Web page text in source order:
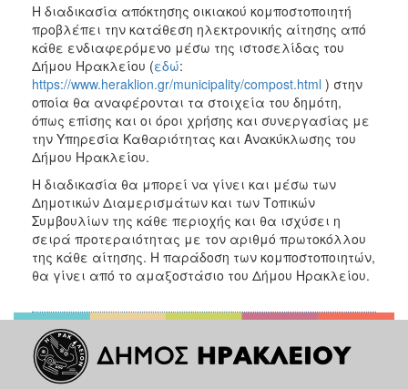
Η διαδικασία απόκτησης οικιακού κομποστοποιητή
προβλέπει την κατάθεση ηλεκτρονικής αίτησης από
κάθε ενδιαφερόμενο μέσω της ιστοσελίδας του
Δήμου Ηρακλείου (εδώ:
https://www.heraklion.gr/municipality/compost.html ) στην
οποία θα αναφέρονται τα στοιχεία του δημότη,
όπως επίσης και οι όροι χρήσης και συνεργασίας με
την Υπηρεσία Καθαριότητας και Ανακύκλωσης του
Δήμου Ηρακλείου.
Η διαδικασία θα μπορεί να γίνει και μέσω των
Δημοτικών Διαμερισμάτων και των Τοπικών
Συμβουλίων της κάθε περιοχής και θα ισχύσει η
σειρά προτεραιότητας με τον αριθμό πρωτοκόλλου
της κάθε αίτησης. Η παράδοση των κομποστοποιητών,
θα γίνει από το αμαξοστάσιο του Δήμου Ηρακλείου.